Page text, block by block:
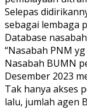
Selepas
sebagai lembaga
Database
“Nasabah PNM
Nasabah BUMN
Desember 2023
Tak hanya akses
lalu, jumlah agen